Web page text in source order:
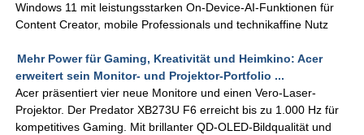
Windows 11 mit leistungsstarken On-Device-AI-Funktionen für
Content Creator, mobile Professionals und technikaffine Nutz
Mehr Power für Gaming, Kreativität und Heimkino: Acer
erweitert sein Monitor- und Projektor-Portfolio ...
Acer präsentiert vier neue Monitore und einen Vero-Laser-
Projektor. Der Predator XB273U F6 erreicht bis zu 1.000 Hz für
kompetitives Gaming. Mit brillanter QD-OLED-Bildqualität und